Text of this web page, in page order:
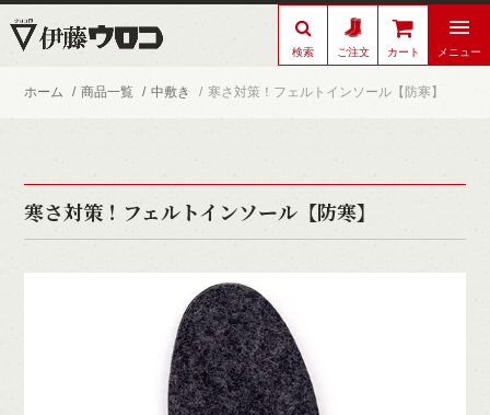
検索 ご注文 カート メニュー
ホーム 商品一覧 中敷き 寒さ対策！フェルトインソール【防寒】
寒さ対策！フェルトインソール【防寒】